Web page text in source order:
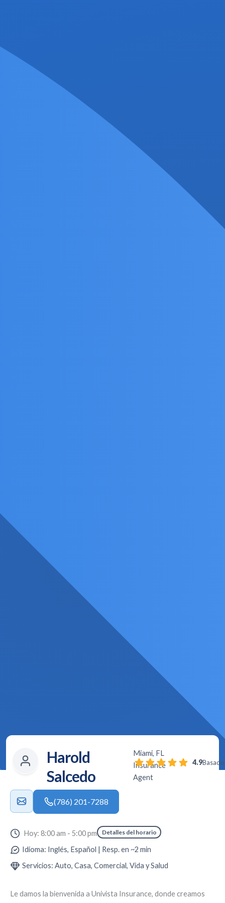
Harold
Salcedo
Miami, FL
Insurance
Agent
4.9Basado
(786) 201-7288
Le damos la bienvenida a Univista Insurance, donde creamos
Hoy: 8:00 am - 5:00 pm Detalles del horario
Idioma: Inglés, Español | Resp. en ~2 min
Servicios: Auto, Casa, Comercial, Vida y Salud